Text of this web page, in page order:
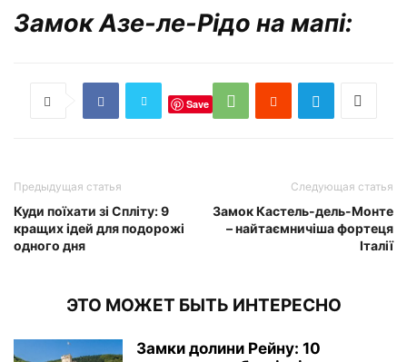
Замок Азе-ле-Рідо на мапі:
Save
Предыдущая статья
Куди поїхати зі Спліту: 9
кращих ідей для подорожі
одного дня
Следующая статья
Замок Кастель-дель-Монте
– найтаємничіша фортеця
Італії
ЭТО МОЖЕТ БЫТЬ ИНТЕРЕСНО
Замки долини Рейну: 10